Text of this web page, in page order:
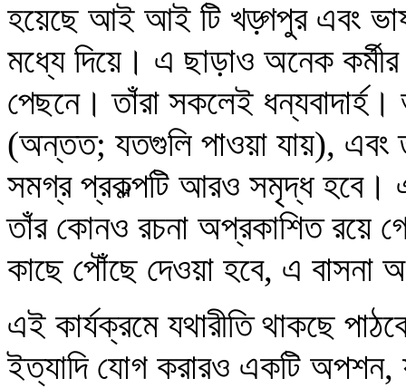
হয়েছে আই আই টি খড়্গপুর এবং
মধ্যে দিয়ে। এ ছাড়াও অনেক
পেছনে। তাঁরা সকলেই ধন্যবাদার্হ।
(অন্তত; যতগুলি পাওয়া যায়), এবং
সমগ্র প্রকল্পটি আরও সমৃদ্ধ হবে।
তাঁর কোনও রচনা অপ্রকাশিত রয়ে
কাছে পৌঁছে দেওয়া হবে, এ বাসনা
এই কার্যক্রমে যথারীতি থাকছে
ইত্যাদি যোগ করারও একটি অপশন,